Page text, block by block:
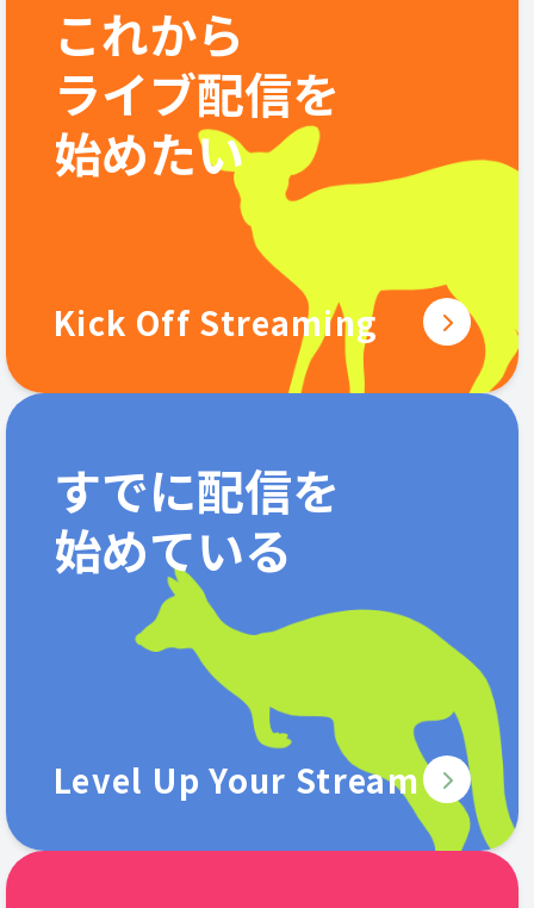
これから
ライブ配信を
始めたい
Kick Off Streaming
すでに配信を
始めている
Level Up Your Stream